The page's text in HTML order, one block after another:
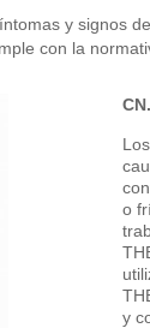
y signos
con la
o
y